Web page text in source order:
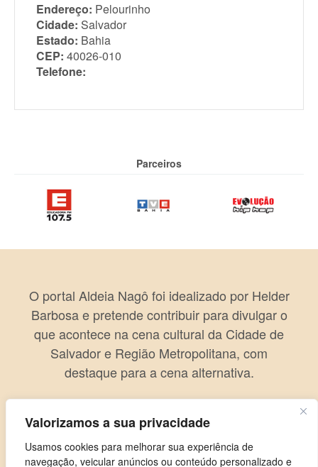
Valorizamos a sua privacidade
Usamos cookies para melhorar sua experiência de
navegação, veicular anúncios ou conteúdo personalizado e
Endereço: Pelourinho
Cidade: Salvador
Estado: Bahia
CEP: 40026-010
Telefone:
Parceiros
O portal Aldeia Nagô foi idealizado por Helder
Barbosa e pretende contribuir para divulgar o
que acontece na cena cultural da Cidade de
Salvador e Região Metropolitana, com
destaque para a cena alternativa.